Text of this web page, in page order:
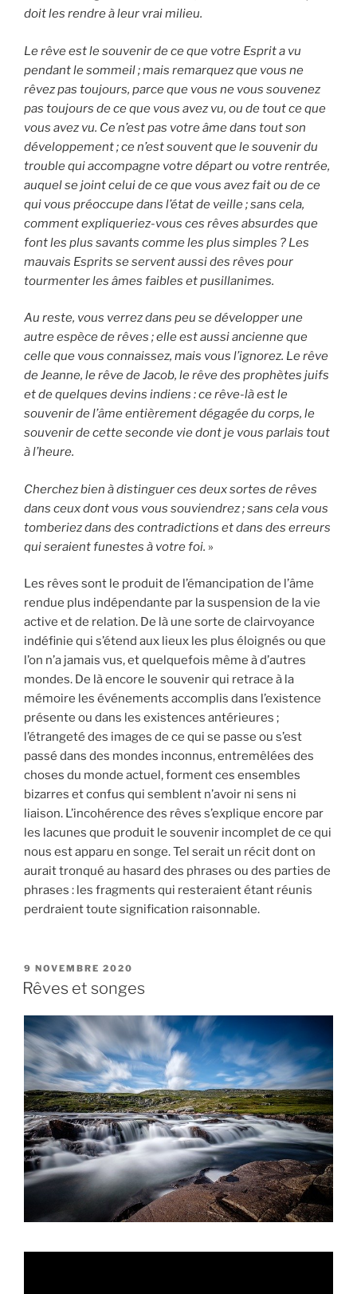
doit les rendre à leur vrai milieu.
Le rêve est le souvenir de ce que votre Esprit a vu
pendant le sommeil ; mais remarquez que vous ne
rêvez pas toujours, parce que vous ne vous souvenez
pas toujours de ce que vous avez vu, ou de tout ce que
vous avez vu. Ce n’est pas votre âme dans tout son
développement ; ce n’est souvent que le souvenir du
trouble qui accompagne votre départ ou votre rentrée,
auquel se joint celui de ce que vous avez fait ou de ce
qui vous préoccupe dans l’état de veille ; sans cela,
comment expliqueriez-vous ces rêves absurdes que
font les plus savants comme les plus simples ? Les
mauvais Esprits se servent aussi des rêves pour
tourmenter les âmes faibles et pusillanimes.
Au reste, vous verrez dans peu se développer une
autre espèce de rêves ; elle est aussi ancienne que
celle que vous connaissez, mais vous l’ignorez. Le rêve
de Jeanne, le rêve de Jacob, le rêve des prophètes juifs
et de quelques devins indiens : ce rêve-là est le
souvenir de l’âme entièrement dégagée du corps, le
souvenir de cette seconde vie dont je vous parlais tout
à l’heure.
Cherchez bien à distinguer ces deux sortes de rêves
dans ceux dont vous vous souviendrez ; sans cela vous
tomberiez dans des contradictions et dans des erreurs
qui seraient funestes à votre foi. »
Les rêves sont le produit de l’émancipation de l’âme
rendue plus indépendante par la suspension de la vie
active et de relation. De là une sorte de clairvoyance
indéfinie qui s’étend aux lieux les plus éloignés ou que
l’on n’a jamais vus, et quelquefois même à d’autres
mondes. De là encore le souvenir qui retrace à la
mémoire les événements accomplis dans l’existence
présente ou dans les existences antérieures ;
l’étrangeté des images de ce qui se passe ou s’est
passé dans des mondes inconnus, entremêlées des
choses du monde actuel, forment ces ensembles
bizarres et confus qui semblent n’avoir ni sens ni
liaison. L’incohérence des rêves s’explique encore par
les lacunes que produit le souvenir incomplet de ce qui
nous est apparu en songe. Tel serait un récit dont on
aurait tronqué au hasard des phrases ou des parties de
phrases : les fragments qui resteraient étant réunis
perdraient toute signification raisonnable.
PUBLIÉ
LE
9 NOVEMBRE 2020
Rêves et songes